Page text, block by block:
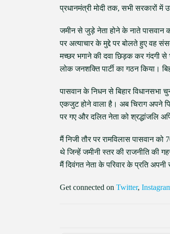
प्रधानमंत्री मोदी तक, सभी सरकारों में
जमीन से जुड़े नेता होने के नाते
पर अत्याचार के मुद्दे पर बोलते हुए वह
मच्छर भगाने की दवा छिड़क कर गंदगी
लोक जनशक्ति पार्टी का गठन किया।
पासवान के निधन से बिहार
एकजुट होने वाला है। अब चिराग अपने
पर गए और दलित नेता को श्रद्धांजलि
मैं निजी तौर पर रामविलास पासवान
थे जिन्हें जमीनी स्तर की राजनीति की
मैं दिवंगत नेता के परिवार के प्रति अपनी
Get connected on Twitter,